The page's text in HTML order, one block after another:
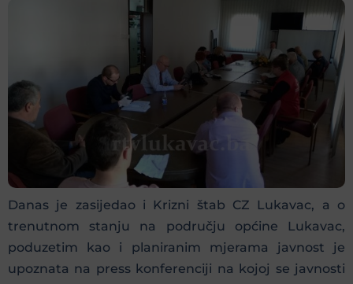
Danas je zasijedao i Krizni štab CZ Lukavac, a o
trenutnom stanju na području općine Lukavac,
poduzetim kao i planiranim mjerama javnost je
upoznata na press konferenciji na kojoj se javnosti